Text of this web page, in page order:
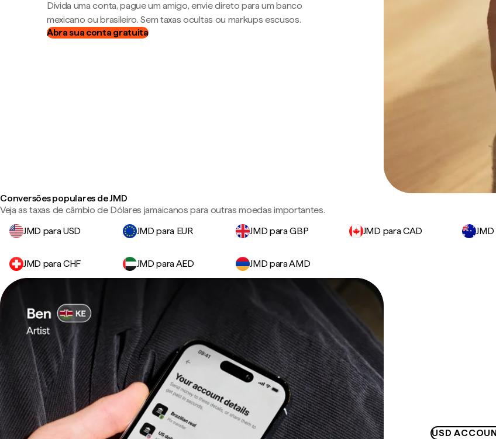
Divida uma conta, pague um amigo, envie direto para um banco
mexicano ou brasileiro. Sem taxas ocultas ou markups escusos.
Abra sua conta gratuita
Conversões populares de JMD
Veja as taxas de câmbio de Dólares jamaicanos para outras moedas importantes.
JMD para USD
JMD para EUR JMD para GBP JMD para CAD
JMD para CHF JMD para AED JMD para AMD
USD